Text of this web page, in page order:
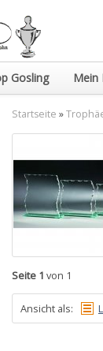
Gosling Mein
Startseite »
Seite 1 von 1
Ansicht als: